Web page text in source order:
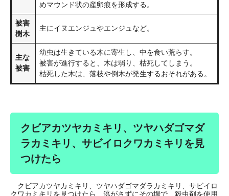
めマウンド状の産卵痕を形成する。
被害
樹木
主にイヌエンジュやエンジュなど。
主な
被害
幼虫は生きている木に寄生し、中を食い荒らす。
被害が進行すると、木は弱り、枯死してしまう。
枯死した木は、落枝や倒木が発生するおそれがある。
クビアカツヤカミキリ、ツヤハダゴマダ
ラカミキリ、サビイロクワカミキリを見
つけたら
クビアカツヤカミキリ、ツヤハダゴマダラカミキリ、サビイロ
クワカミキリを見つけたら、逃がさずにその場で、殺虫剤を使用